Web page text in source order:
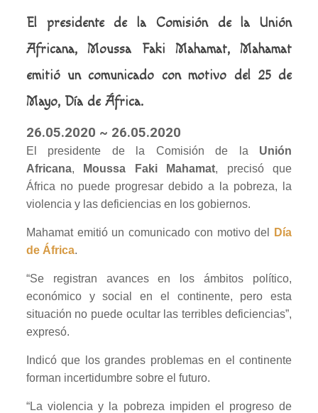
El presidente de la Comisión de la Unión
Africana, Moussa Faki Mahamat, Mahamat
emitió un comunicado con motivo del 25 de
Mayo, Día de África.
26.05.2020 ~ 26.05.2020
El presidente de la Comisión de la Unión
Africana, Moussa Faki Mahamat, precisó que
África no puede progresar debido a la pobreza, la
violencia y las deficiencias en los gobiernos.
Mahamat emitió un comunicado con motivo del
Día
de África.
“Se registran avances en los ámbitos político,
económico y social en el continente, pero esta
situación no puede ocultar las terribles deficiencias”,
expresó.
Indicó que los grandes problemas en el continente
forman incertidumbre sobre el futuro.
“La violencia y la pobreza impiden el progreso de